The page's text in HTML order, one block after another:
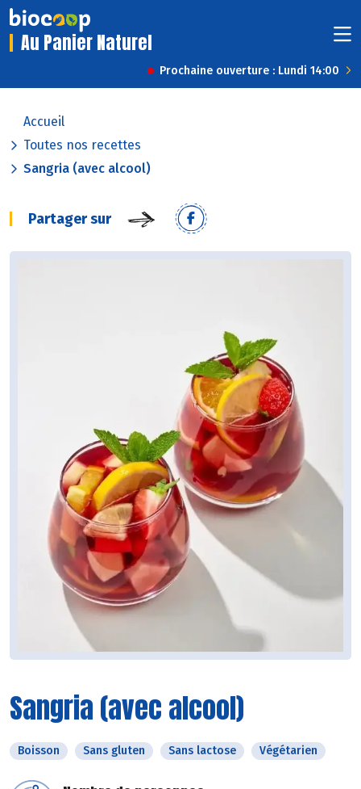
Au Panier Naturel
Prochaine ouverture : Lundi 14:00
Accueil
Toutes nos recettes
Sangria (avec alcool)
Partager sur
Sangria (avec alcool)
Boisson Sans gluten Sans lactose Végétarien